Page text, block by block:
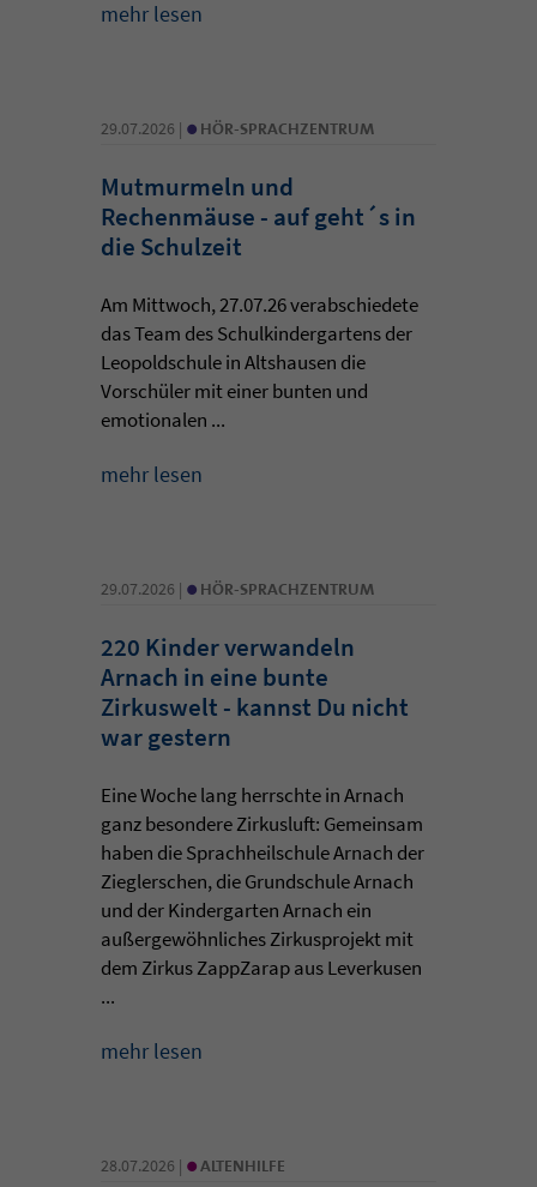
mehr lesen
29.07.2026 | • HÖR-SPRACHZENTRUM
Mutmurmeln und
Rechenmäuse - auf geht´s in
die Schulzeit
Am Mittwoch, 27.07.26 verabschiedete
das Team des Schulkindergartens der
Leopoldschule in Altshausen die
Vorschüler mit einer bunten und
emotionalen ...
mehr lesen
29.07.2026 | • HÖR-SPRACHZENTRUM
220 Kinder verwandeln
Arnach in eine bunte
Zirkuswelt - kannst Du nicht
war gestern
Eine Woche lang herrschte in Arnach
ganz besondere Zirkusluft: Gemeinsam
haben die Sprachheilschule Arnach der
Zieglerschen, die Grundschule Arnach
und der Kindergarten Arnach ein
außergewöhnliches Zirkusprojekt mit
dem Zirkus ZappZarap aus Leverkusen
...
mehr lesen
28.07.2026 | • ALTENHILFE